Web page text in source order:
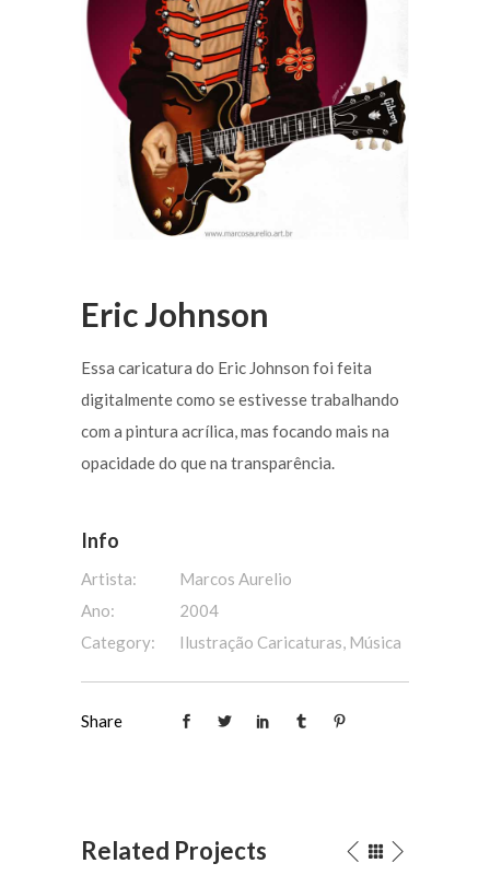
Eric Johnson
Essa caricatura do Eric Johnson foi feita
digitalmente como se estivesse trabalhando
com a pintura acrílica, mas focando mais na
opacidade do que na transparência.
Info
Artista:
Marcos Aurelio
Ano:
2004
Category:
Ilustração Caricaturas, Música
Share
Related Projects